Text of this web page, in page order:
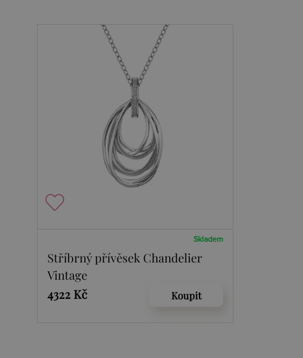
Skladem
Stříbrný přívěsek Chandelier
Vintage
4322 Kč
Koupit